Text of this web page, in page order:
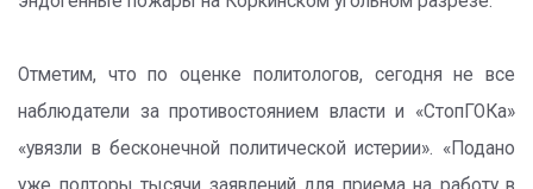
Отметим, что по оценке политологов, сегодня не все
наблюдатели за противостоянием власти и «СтопГОКа»
«увязли в бесконечной политической истерии». «Подано